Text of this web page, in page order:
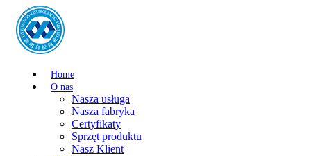
Home
O nas
Nasza usługa
Nasza fabryka
Certyfikaty
Sprzęt produktu
Nasz Klient